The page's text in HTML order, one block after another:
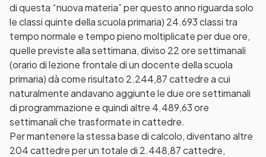
di questa “nuova materia” per questo anno riguarda solo
le classi quinte della scuola primaria) 24.693 classi tra
tempo normale e tempo pieno moltiplicate per due ore,
quelle previste alla settimana, diviso 22 ore settimanali
(orario di lezione frontale di un docente della scuola
primaria) dà come risultato 2.244,87 cattedre a cui
naturalmente andavano aggiunte le due ore settimanali
di programmazione e quindi altre 4.489,63 ore
settimanali che trasformate in cattedre.
Per mantenere la stessa base di calcolo, diventano altre
204 cattedre per un totale di 2.448,87 cattedre,